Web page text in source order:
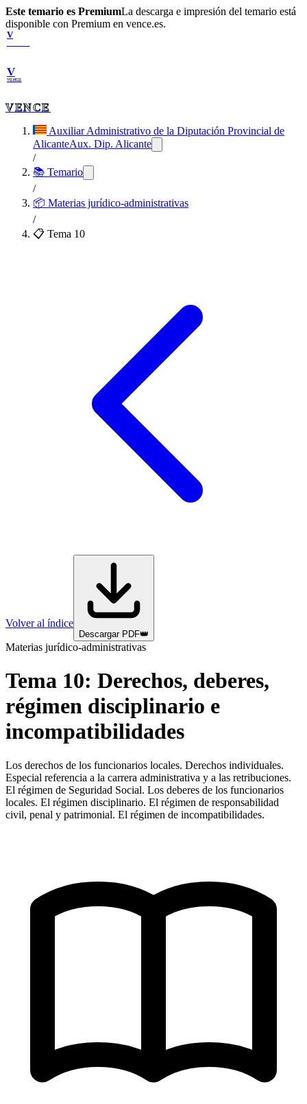
Este temario es PremiumLa descarga e impresión del temario está
disponible con Premium en vence.es.
V
V
VENCE
VENCE
Auxiliar Administrativo de la Diputación Provincial de
AlicanteAux. Dip. Alicante
/
📚 Temario
/
📦 Materias jurídico-administrativas
/
📋 Tema 10
Volver al índice
Descargar PDF👑
Materias jurídico-administrativas
Tema 10: Derechos, deberes,
régimen disciplinario e
incompatibilidades
Los derechos de los funcionarios locales. Derechos individuales.
Especial referencia a la carrera administrativa y a las retribuciones.
El régimen de Seguridad Social. Los deberes de los funcionarios
locales. El régimen disciplinario. El régimen de responsabilidad
civil, penal y patrimonial. El régimen de incompatibilidades.